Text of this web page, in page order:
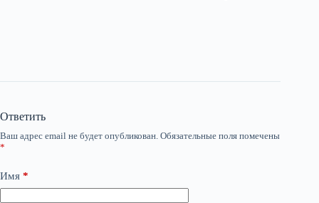
Ответить
Ваш адрес email не будет опубликован. Обязательные поля помечены
*
Имя *